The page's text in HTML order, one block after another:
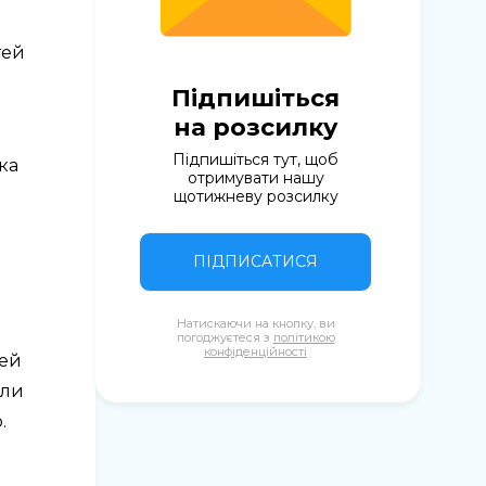
Підпишіться
на розсилку
Підпишіться тут, щоб
отримувати нашу
щотижневу розсилку
ПІДПИСАТИСЯ
Натискаючи на кнопку, ви
погоджуєтеся з політикою
конфіденційності